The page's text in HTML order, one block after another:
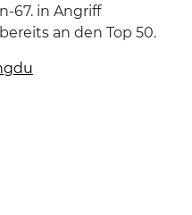
67. in Angriff
an den Top 50.